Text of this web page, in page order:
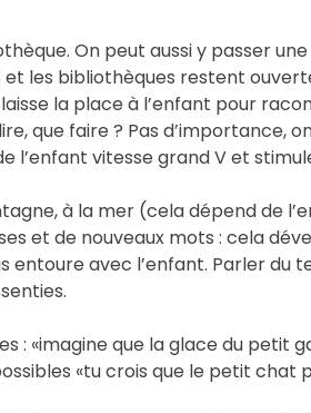
On peut aussi y passer
les bibliothèques restent
la place à l’enfant pour
que faire ? Pas d’importance,
l’enfant vitesse grand V et
à la mer (cela dépend de
et de nouveaux mots : cela
avec l’enfant. Parler du
: «imagine que la glace du petit
«tu crois que le petit chat